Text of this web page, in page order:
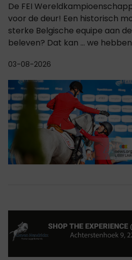
De FEI
voor de deur! Een historisch
sterke Belgische equipe aan
beleven? Dat kan ... we
03-08-2026